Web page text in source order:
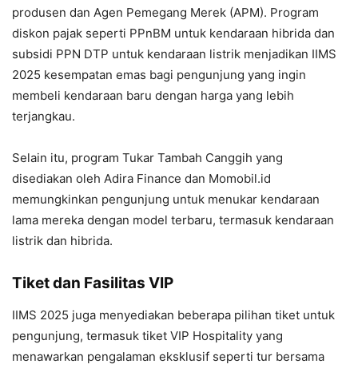
produsen dan Agen Pemegang Merek (APM). Program
diskon pajak seperti PPnBM untuk kendaraan hibrida dan
subsidi PPN DTP untuk kendaraan listrik menjadikan IIMS
2025 kesempatan emas bagi pengunjung yang ingin
membeli kendaraan baru dengan harga yang lebih
terjangkau.
Selain itu, program Tukar Tambah Canggih yang
disediakan oleh Adira Finance dan Momobil.id
memungkinkan pengunjung untuk menukar kendaraan
lama mereka dengan model terbaru, termasuk kendaraan
listrik dan hibrida.
Tiket dan Fasilitas VIP
IIMS 2025 juga menyediakan beberapa pilihan tiket untuk
pengunjung, termasuk tiket VIP Hospitality yang
menawarkan pengalaman eksklusif seperti tur bersama